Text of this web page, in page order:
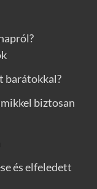
barátokkal?
biztosan
és elfeledett